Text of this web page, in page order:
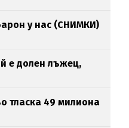
у нас (СНИМКИ)
е долен лъжец,
тласка 49 милиона